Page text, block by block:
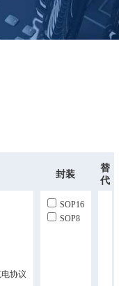
封装
替
代
协议
SOP16
SOP8